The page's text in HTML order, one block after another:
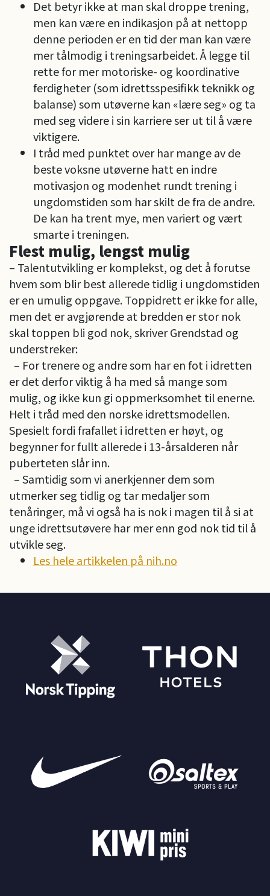
Det betyr ikke at man skal droppe trening,
men kan være en indikasjon på at nettopp
denne perioden er en tid der man kan være
mer tålmodig i treningsarbeidet. Å legge til
rette for mer motoriske- og koordinative
ferdigheter (som idrettsspesifikk teknikk og
balanse) som utøverne kan «lære seg» og ta
med seg videre i sin karriere ser ut til å være
viktigere.
I tråd med punktet over har mange av de
beste voksne utøverne hatt en indre
motivasjon og modenhet rundt trening i
ungdomstiden som har skilt de fra de andre.
De kan ha trent mye, men variert og vært
smarte i treningen.
Flest mulig, lengst mulig
– Talentutvikling er komplekst, og det å forutse
hvem som blir best allerede tidlig i ungdomstiden
er en umulig oppgave. Toppidrett er ikke for alle,
men det er avgjørende at bredden er stor nok
skal toppen bli god nok, skriver Grendstad og
understreker:
– For trenere og andre som har en fot i idretten
er det derfor viktig å ha med så mange som
mulig, og ikke kun gi oppmerksomhet til enerne.
Helt i tråd med den norske idrettsmodellen.
Spesielt fordi frafallet i idretten er høyt, og
begynner for fullt allerede i 13-årsalderen når
puberteten slår inn.
– Samtidig som vi anerkjenner dem som
utmerker seg tidlig og tar medaljer som
tenåringer, må vi også ha is nok i magen til å si at
unge idrettsutøvere har mer enn god nok tid til å
utvikle seg.
Les hele artikkelen på nih.no